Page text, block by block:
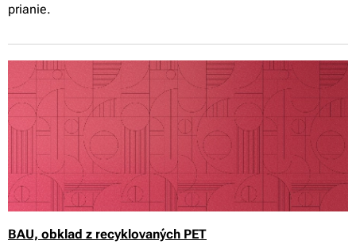
prianie.
BAU, obklad z recyklovaných PET